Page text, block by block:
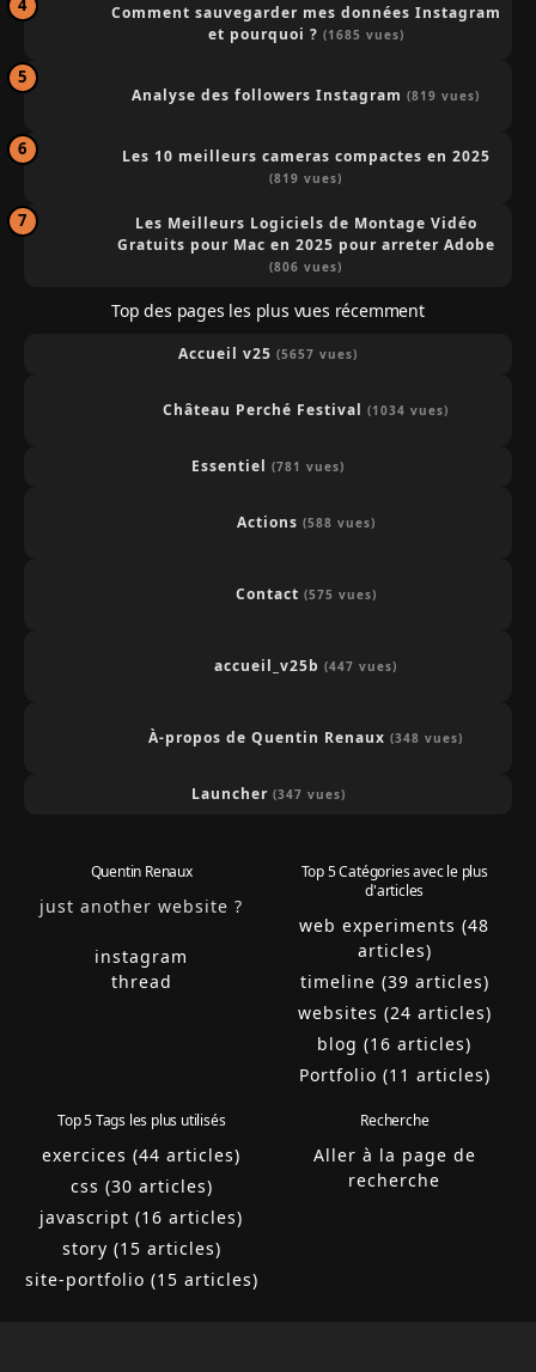
Comment sauvegarder mes données Instagram
et pourquoi ? (1685 vues)
Analyse des followers Instagram (819 vues)
Les 10 meilleurs cameras compactes en 2025
(819 vues)
Les Meilleurs Logiciels de Montage Vidéo
Gratuits pour Mac en 2025 pour arreter Adobe
(806 vues)
Top des pages les plus vues récemment
Accueil v25 (5657 vues)
Château Perché Festival (1034 vues)
Essentiel (781 vues)
Actions (588 vues)
Contact (575 vues)
accueil_v25b (447 vues)
À-propos de Quentin Renaux (348 vues)
Launcher (347 vues)
Quentin Renaux
just another website ?
instagram
thread
Top 5 Catégories avec le plus
d'articles
web experiments (48
articles)
timeline (39 articles)
websites (24 articles)
blog (16 articles)
Portfolio (11 articles)
Top 5 Tags les plus utilisés
exercices (44 articles)
css (30 articles)
javascript (16 articles)
story (15 articles)
site-portfolio (15 articles)
Recherche
Aller à la page de
recherche